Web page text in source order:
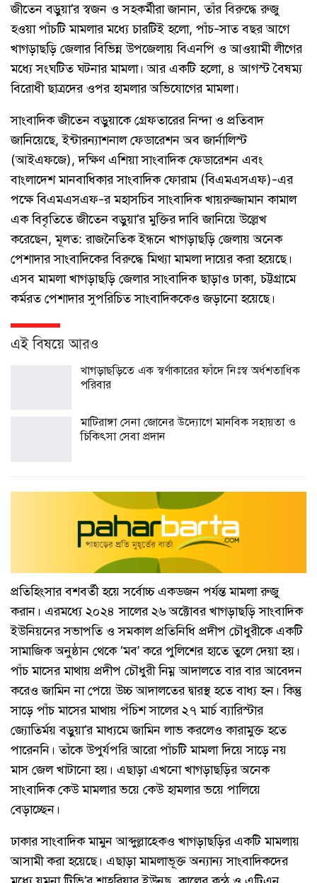
জীতেন বড়ুয়া’র স্বজন ও সহকর্মীরা জানান, তাঁর বিরুদ্ধে রুজু
হওয়া পাঁচটি মামলার মধ্যে চারটিই হলো, পাঁচ-সাত বছর আগে
খাগড়াছড়ি জেলার বিভিন্ন উপজেলায় বিএনপি ও আওয়ামী লীগের
মধ্যে সংঘটিত ঘটনার মামলা। আর একটি হলো, ৪ আগস্ট বৈষম্য
বিরোধী ছাত্রদের ওপর হামলার অভিযোগের মামলা।
সাংবাদিক জীতেন বড়ুয়াকে গ্রেফতারের নিন্দা ও প্রতিবাদ
জানিয়েছে, ইন্টারন্যাশনাল ফেডারেশন অব জার্নালিস্ট
(আইএফজে), দক্ষিণ এশিয়া সাংবাদিক ফেডারেশন এবং
বাংলাদেশ মানবাধিকার সাংবাদিক ফোরাম (বিএমএসএফ)-এর
পক্ষে বিএমএসএফ-র মহাসচিব সাংবাদিক খায়রুজ্জামান কামাল
এক বিবৃতিতে জীতেন বড়ুয়া’র মুক্তির দাবি জানিয়ে উল্লেখ
করেছেন, মূলত: রাজনৈতিক ইন্ধনে খাগড়াছড়ি জেলায় অনেক
পেশাদার সাংবাদিকের বিরুদ্ধে মিথ্যা মামলা দায়ের করা হয়েছে।
এসব মামলা খাগড়াছড়ি জেলার সাংবাদিক ছাড়াও ঢাকা, চট্টগ্রামে
কর্মরত পেশাদার সুপরিচিত সাংবাদিককেও জড়ানো হয়েছে।
এই বিষয়ে আরও
খাগড়াছড়িতে এক স্বর্ণাকারের ফাঁদে নিঃস্ব অর্ধশতাধিক
পরিবার
মাটিরাঙ্গা সেনা জোনের উদ্যোগে মানবিক সহায়তা ও
চিকিৎসা সেবা প্রদান
প্রতিহিংসার বশবর্তী হয়ে সর্বোচ্চ একডজন পর্যন্ত মামলা রুজু
করান। এরমধ্যে ২০২৪ সালের ২৬ অক্টোবর খাগড়াছড়ি সাংবাদিক
ইউনিয়নের সভাপতি ও সমকাল প্রতিনিধি প্রদীপ চৌধুরীকে একটি
সামাজিক অনুষ্ঠান থেকে ‘মব’ করে পুলিশের হাতে তুলে দেয়া হয়।
পাঁচ মাসের মাথায় প্রদীপ চৌধুরী নিম্ন আদালতে বার বার আবেদন
করেও জামিন না পেয়ে উচ্চ আদালতের দ্বারস্থ হতে বাধ্য হন। কিন্তু
সাড়ে পাঁচ মাসের মাথায় পঁচিশ সালের ২৭ মার্চ ব্যারিস্টার
জ্যোতির্ময় বড়ুয়া’র মাধ্যমে জামিন লাভ করলেও কারামুক্ত হতে
পারেননি। তাঁকে উপুর্যপরি আরো পাঁচটি মামলা দিয়ে সাড়ে নয়
মাস জেল খাটানো হয়। এছাড়া এখনো খাগড়াছড়ির অনেক
সাংবাদিক কেউ মামলার ভয়ে কেউ হামলার ভয়ে পালিয়ে
বেড়াচ্ছেন।
ঢাকার সাংবাদিক মামুন আব্দুল্লাহ্কেও খাগড়াছড়ির একটি মামলায়
আসামী করা হয়েছে। এছাড়া মামলাভূক্ত অন্যান্য সাংবাদিকদের